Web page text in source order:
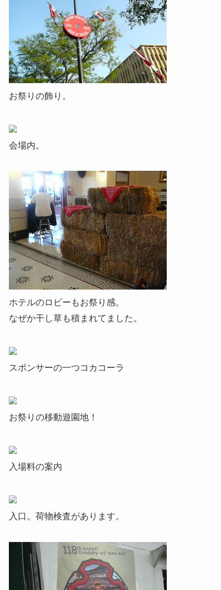
お祭りの飾り。
会場内。
ホテルのロビーもお祭り感。
なぜか干し草も積まれてました。
スポンサーの一つコカコーラ
お祭りの移動遊園地！
入場料の案内
入口。荷物検査があります。